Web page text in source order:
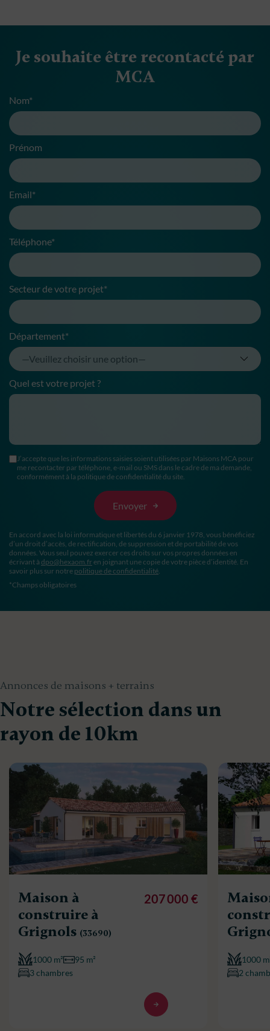
Je souhaite être recontacté par
MCA
Nom*
Prénom
Email*
Téléphone*
Secteur de votre projet*
Département*
Quel est votre projet ?
J’accepte que les informations saisies soient utilisées par Maisons MCA pour
me recontacter par téléphone, e-mail ou SMS dans le cadre de ma demande,
conformément à la politique de confidentialité du site.
En accord avec la loi informatique et libertés du 6 janvier 1978, vous bénéficiez
d’un droit d’accès, de rectification, de suppression et de portabilité de vos
données. Vous seul pouvez exercer ces droits sur vos propres données en
écrivant à dpo@hexaom.fr en joignant une copie de votre pièce d’identité. En
savoir plus sur notre politique de confidentialité.
*Champs obligatoires
Annonces de maisons + terrains
Notre sélection dans un
rayon de 10km
Maison à
construire à
Grignols (33690)
1000 m²
95 m²
3 chambres
207 000 €
1000
2